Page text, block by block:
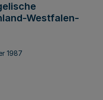
Westfalen-
1987